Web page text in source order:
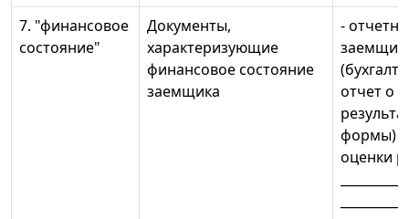
7. "финансовое
состояние"
Документы,
характеризующие
финансовое состояние
заемщика
-
отчет о
формы)
оценки